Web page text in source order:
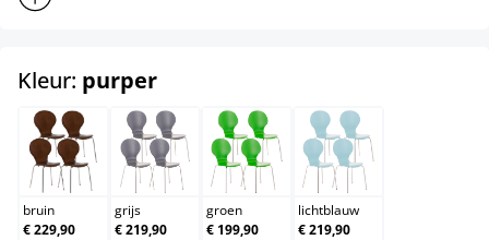
Kleur: purperselect
bruin
bruin
€ 229,90
grijs
grijs
€ 219,90
groen
groen
€ 199,90
lichtblauw
lichtblauw
€ 219,90